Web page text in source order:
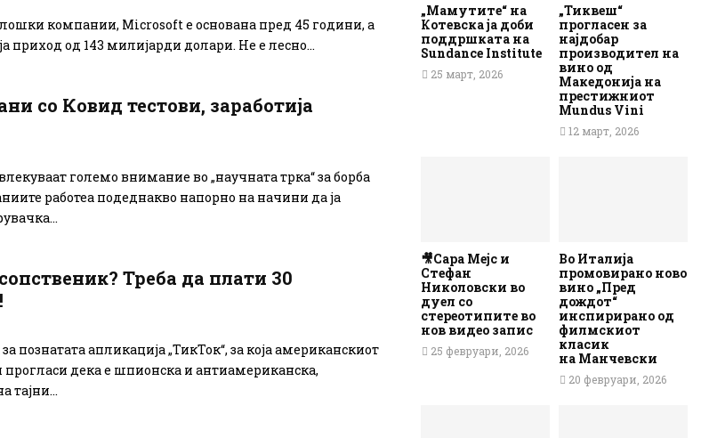
компании, Microsoft е основана пред 45 години, а
приход од 143 милијарди долари. Не е лесно...
со Ковид тестови, заработија
големо внимание во „научната трка“ за борба
работеа подеднакво напорно на начини да ја
Треба да плати 30
познатата апликација „ТикТок“, за која американскиот
дека е шпионска и антиамериканска,
тајни...
„Мамутите“ на
Котевска ја доби
поддршката на
Sundance Institute
25 март, 2026
„Тиквеш“
прогласен за
најдобар
производител на
вино од
Македонија на
престижниот
Mundus Vini
12 март, 2026
🎥Сара Мејс и
Стефан
Николовски во
дуел со
стереотипите во
нов видео запис
25 февруари, 2026
Во Италија
промовирано ново
вино „Пред
дождот“
инспирирано од
филмскиот
класик
на Манчевски
20 февруари, 2026